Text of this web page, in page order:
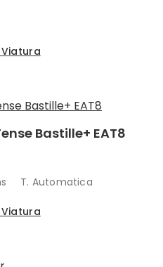
Bastille+ EAT8
T. Automatica